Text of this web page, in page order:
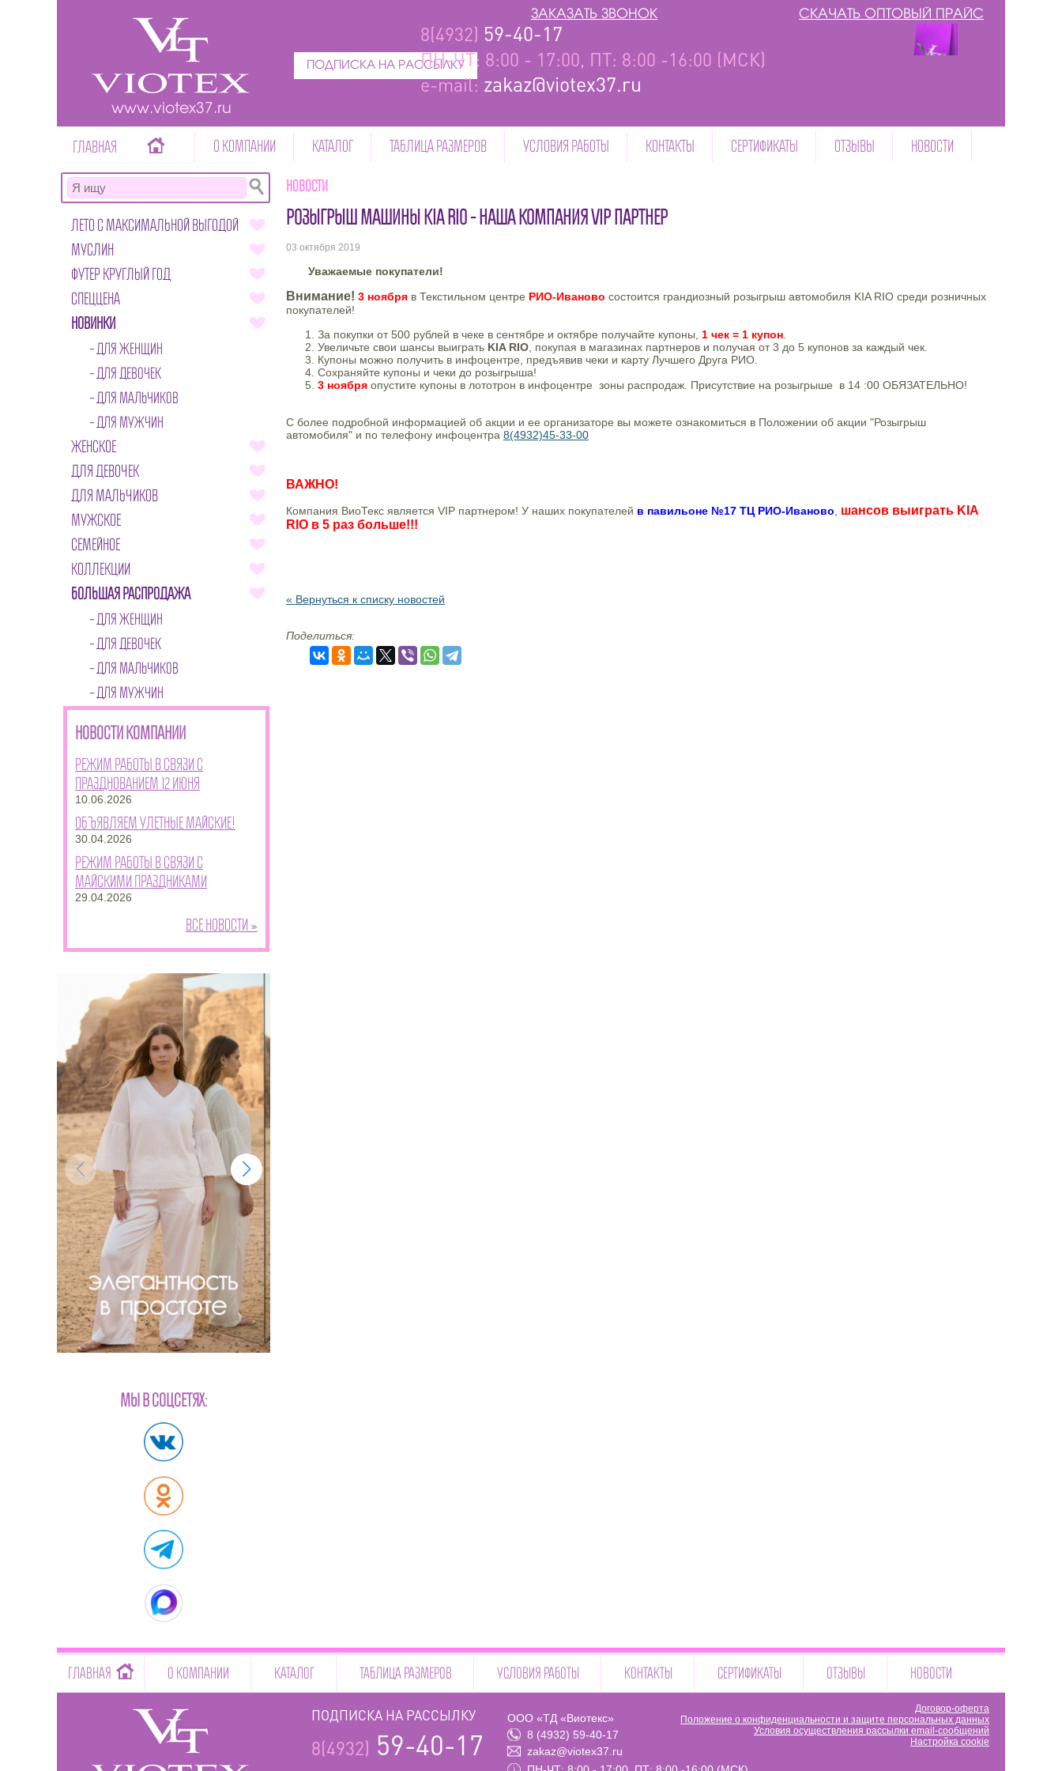
www.viotex37.ru
ПОДПИСКА НА РАССЫЛКУ
8(4932) 59-40-17
ПН-ЧТ: 8:00 - 17:00, ПТ: 8:00 -16:00 (МСК)
e-mail: zakaz@viotex37.ru
СКАЧАТЬ ОПТОВЫЙ ПРАЙС
ЗАКАЗАТЬ ЗВОНОК
ГЛАВНАЯ О КОМПАНИИ КАТАЛОГ ТАБЛИЦА РАЗМЕРОВ УСЛОВИЯ РАБОТЫ КОНТАКТЫ СЕРТИФИКАТЫ ОТЗЫВЫ НОВОСТИ
ЛЕТО С МАКСИМАЛЬНОЙ ВЫГОДОЙ
МУСЛИН
ФУТЕР КРУГЛЫЙ ГОД
СПЕЦЦЕНА
НОВИНКИ
ДЛЯ ЖЕНЩИН
ДЛЯ ДЕВОЧЕК
ДЛЯ МАЛЬЧИКОВ
ДЛЯ МУЖЧИН
ЖЕНСКОЕ
ДЛЯ ДЕВОЧЕК
ДЛЯ МАЛЬЧИКОВ
МУЖСКОЕ
СЕМЕЙНОЕ
КОЛЛЕКЦИИ
БОЛЬШАЯ РАСПРОДАЖА
ДЛЯ ЖЕНЩИН
ДЛЯ ДЕВОЧЕК
ДЛЯ МАЛЬЧИКОВ
ДЛЯ МУЖЧИН
НОВОСТИ КОМПАНИИ
Режим работы в связи с
празднованием 12 июня
10.06.2026
Объявляем улетные майские!
30.04.2026
Режим работы в связи с
майскими праздниками
29.04.2026
Все новости »
МЫ В СОЦСЕТЯХ:
Новости
РОЗЫГРЫШ МАШИНЫ KIA RIO - НАША КОМПАНИЯ VIP ПАРТНЕР
03 октября 2019
Уважаемые покупатели!
Внимание! 3 ноября в Текстильном центре РИО-Иваново состоится грандиозный розыгрыш автомобиля KIA RIO среди розничных
покупателей!
За покупки от 500 рублей в чеке в сентябре и октябре получайте купоны, 1 чек = 1 купон
Увеличьте свои шансы выиграть KIA RIO , покупая в магазинах партнеров и получая от 3 до 5 купонов за каждый чек.
Купоны можно получить в инфоцентре, предъявив чеки и карту Лучшего Друга РИО.
Сохраняйте купоны и чеки до розыгрыша!
3 ноября опустите купоны в лототрон в инфоцентре зоны распродаж. Присутствие на розыгрыше в 14 :00 ОБЯЗАТЕЛЬНО!
С более подробной информацией об акции и ее организаторе вы можете ознакомиться в Положении об акции "Розыгрыш
автомобиля" и по телефону инфоцентра 8(4932)45-33-00
ВАЖНО!
Компания ВиоТекс является VIP партнером! У наших покупателей в павильоне №17 ТЦ РИО-Иваново
шансов выиграть KIA
RIO в 5 раз больше!!!
« Вернуться к списку новостей
Поделиться:
ГЛАВНАЯ О КОМПАНИИ КАТАЛОГ ТАБЛИЦА РАЗМЕРОВ УСЛОВИЯ РАБОТЫ КОНТАКТЫ СЕРТИФИКАТЫ ОТЗЫВЫ НОВОСТИ
ПОДПИСКА НА РАССЫЛКУ
8(4932) 59-40-17
ООО «ТД «Виотекс»
8 (4932) 59-40-17
zakaz@viotex37.ru
Договор-оферта
Положение о конфиденциальности и защите персональных данных
Условия осуществления рассылки email-сообщений
Настройка cookie
-->